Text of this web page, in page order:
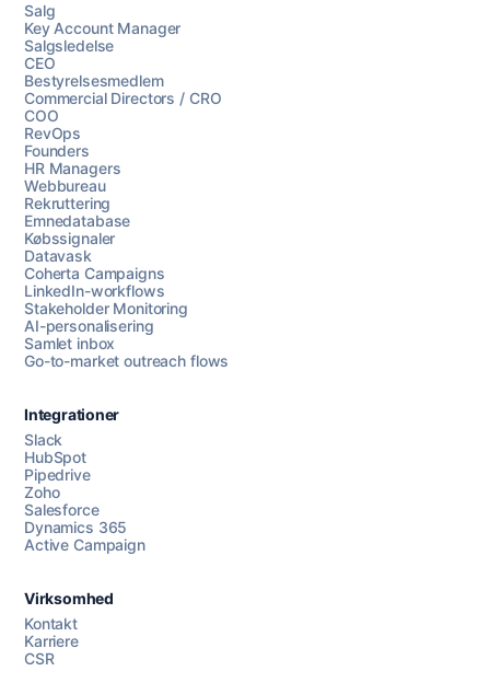
Chat med os
AI Campaign Assist
Salg
Key Account Manager
Salgsledelse
CEO
Bestyrelsesmedlem
Commercial Directors / CRO
COO
RevOps
Founders
HR Managers
Webbureau
Rekruttering
Emnedatabase
Købssignaler
Datavask
Coherta Campaigns
LinkedIn-workflows
Stakeholder Monitoring
AI-personalisering
Samlet inbox
Go-to-market outreach flows
Integrationer
Slack
HubSpot
Pipedrive
Zoho
Salesforce
Dynamics 365
Active Campaign
Virksomhed
Kontakt
Karriere
CSR